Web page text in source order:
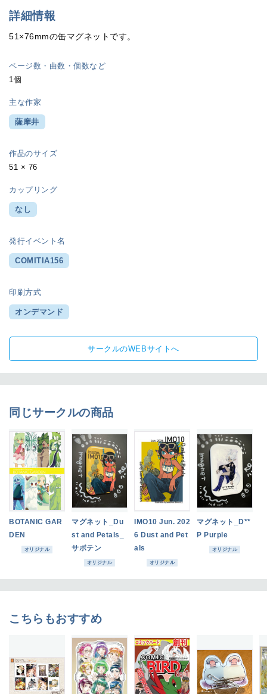
詳細情報
51×76mmの缶マグネットです。
ページ数・曲数・個数など
1個
主な作家
薩摩井
作品のサイズ
51 × 76
カップリング
なし
発行イベント名
COMITIA156
印刷方式
オンデマンド
サークルのWEBサイトへ
同じサークルの商品
BOTANIC GAR
DEN
オリジナル
マグネット_Du
st and Petals_
サボテン
オリジナル
IMO10 Jun. 202
6 Dust and Pet
als
オリジナル
マグネット_D**
P Purple
オリジナル
こちらもおすすめ